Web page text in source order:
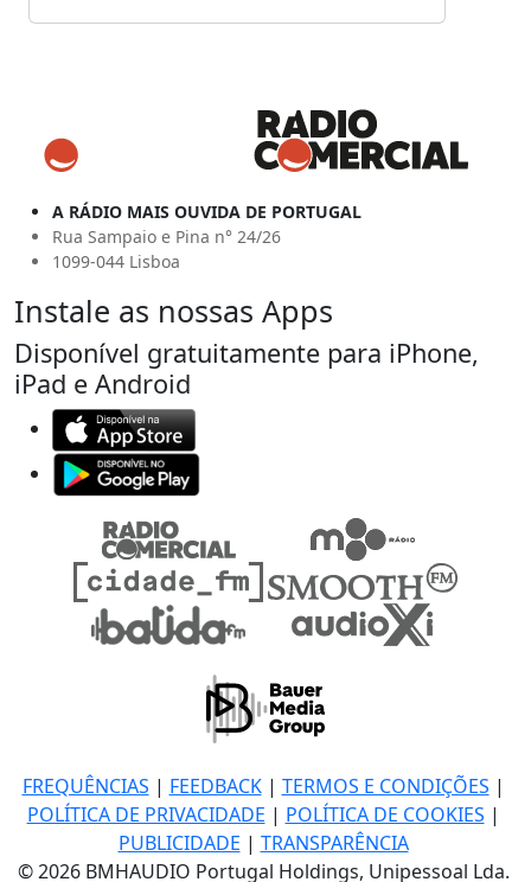
A RÁDIO MAIS OUVIDA DE PORTUGAL
Rua Sampaio e Pina n° 24/26
1099-044 Lisboa
Instale as nossas Apps
Disponível gratuitamente para iPhone,
iPad e Android
FREQUÊNCIAS | FEEDBACK| TERMOS E CONDIÇÕES |
POLÍTICA DE PRIVACIDADE | POLÍTICA DE COOKIES |
PUBLICIDADE | TRANSPARÊNCIA
© 2026 BMHAUDIO Portugal Holdings, Unipessoal Lda.